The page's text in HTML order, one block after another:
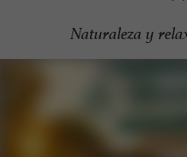
Naturaleza y